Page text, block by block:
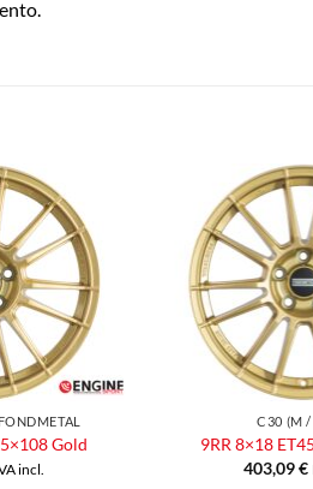
Aggiungi
alla lista
dei
desideri
Gold
incl.
C30 (M
9RR 8×18
403,09€